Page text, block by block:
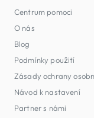
Centrum pomoci
O nás
Blog
Podmínky použití
Zásady ochrany
Návod k nastavení
Partner s námi